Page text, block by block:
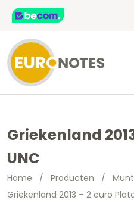
Griekenland
UNC
Home / Producten /
Griekenland 2013 – 2 euro